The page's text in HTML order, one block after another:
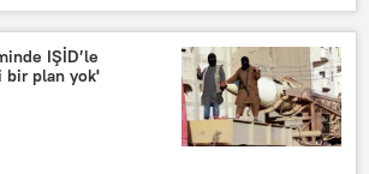
IŞİD’le
bir plan yok'